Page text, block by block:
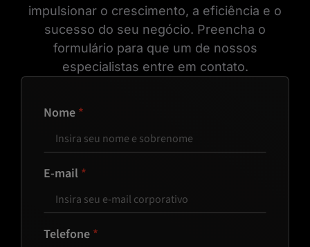
impulsionar o crescimento, a eficiência e o
sucesso do seu negócio. Preencha o
formulário para que um de nossos
especialistas entre em contato.
Nome
E-mail
Telefone